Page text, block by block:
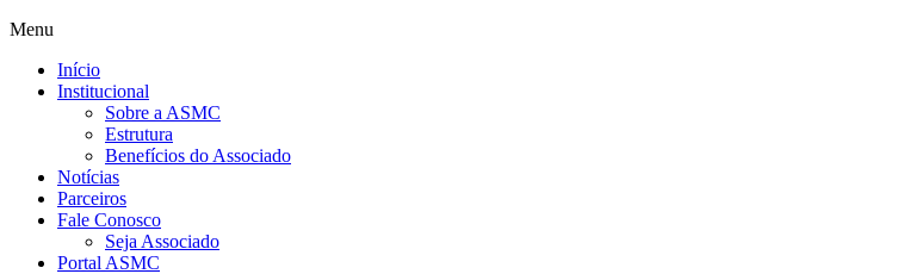
Menu
Início
Institucional
Sobre a ASMC
Estrutura
Benefícios do Associado
Notícias
Parceiros
Fale Conosco
Seja Associado
Portal ASMC